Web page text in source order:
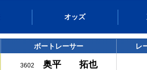
オッズ
ボートレーサー レ
3602 奥平 拓也